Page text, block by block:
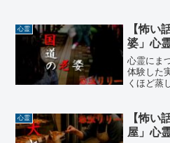
ろから
られた。
心霊
【怖い
婆」心
心霊にま
体験した
くほど蒸
後ろを
心霊
【怖い
屋」心